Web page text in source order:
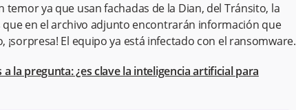
ya que usan fachadas de la Dian, del Tránsito, la
que en el archivo adjunto encontrarán información que
El equipo ya está infectado con el ransomware.
a la pregunta: ¿es clave la inteligencia artificial para